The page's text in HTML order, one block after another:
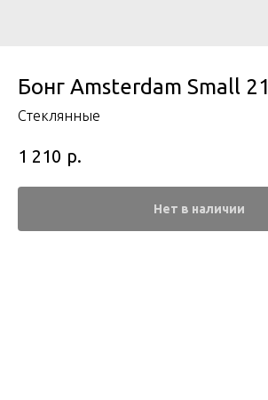
Бонг Amsterdam Small 21
Стеклянные
1 210 р.
Нет в наличии